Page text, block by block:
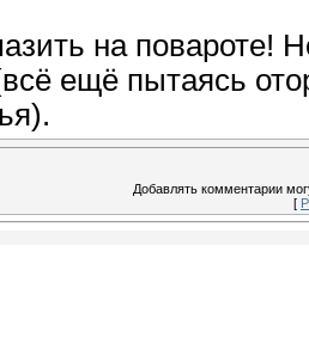
на повароте!
ещё пытаясь
Добавлять комментарии
[